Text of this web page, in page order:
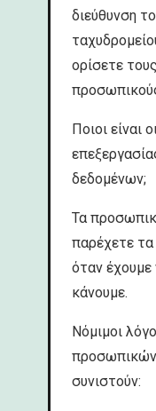
διεύθυνση
ορίσετε
Ποιοι είναι
δεδομένων;
Τα
παρέχετε
όταν έχουμε
κάνουμε.
Νόμιμοι
συνιστούν: